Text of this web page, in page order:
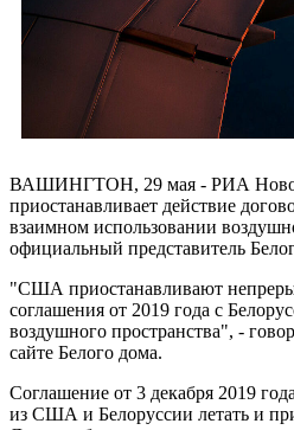
ВАШИНГТОН, 29 мая - РИА
приостанавливает действие
взаимном использовании
официальный представитель
"США приостанавливают
соглашения от 2019 года с
воздушного пространства", -
сайте Белого дома.
Соглашение от 3 декабря 2019
из США и Белоруссии летать и